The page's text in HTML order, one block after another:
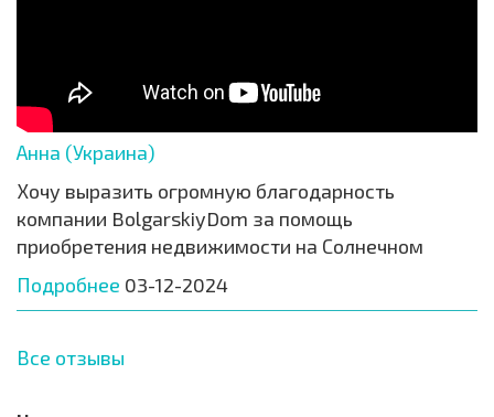
Анна (Украина)
Хочу выразить огромную благодарность
компании BolgarskiyDom за помощь
приобретения недвижимости на Солнечном
Подробнее 03-12-2024
Все отзывы